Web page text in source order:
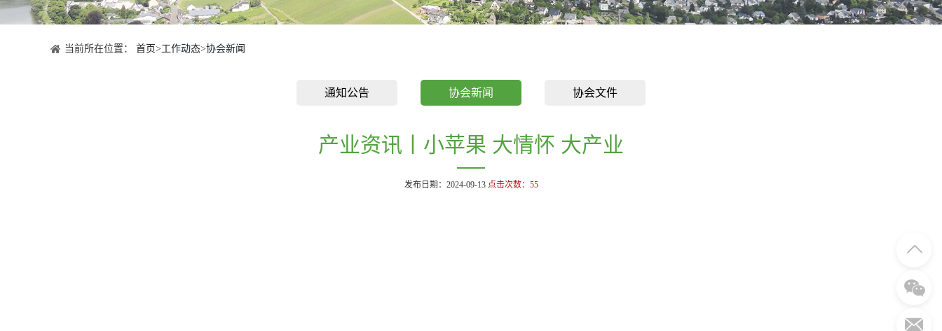
当前所在位置： 首页>工作动态>协会新闻
通知公告 协会新闻 协会文件
产业资讯丨小苹果 大情怀 大产业
发布日期：2024-09-13 点击次数： 55